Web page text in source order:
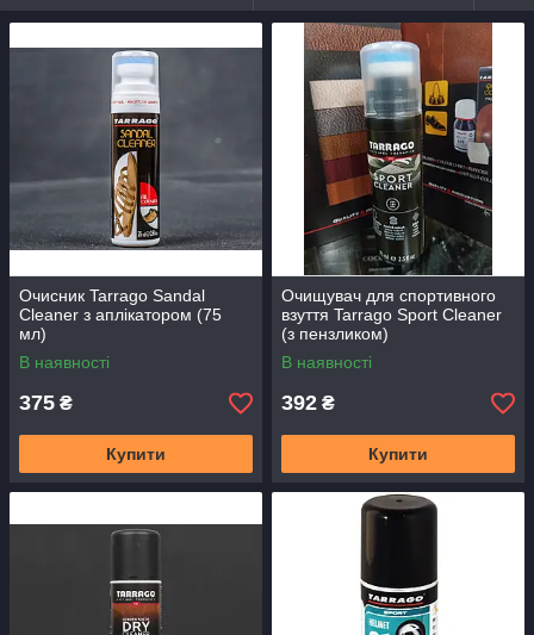
– як длягладкої шкіри, так і длязамші,нубука,
велюрових виробів. Для щоденного
догляду добре підійдешампунь , а дляпідготовки
до
зберіганняабоперефарбовуваннюабо ж у випадку
серйозного забруднення нагоді
глибокий очисник. Якщо на
улюблених туфлях раптом утворилася пляма, не впадайте у
відчай – не обов'язково бігти в хімчистку або викидати майже
нову пару. Сучасні плямовивідники, представлені на нашому
сайті, швидко і легко впораються з будь-якою плямою, будь
то бруд, сіль або навіть фарба.
Очисник Tarrago Sandal
Cleaner з аплікатором (75
мл)
В наявності
375 ₴
Купити
Очищувач для спортивного
взуття Tarrago Sport Cleaner
(з пензликом)
В наявності
392 ₴
Купити